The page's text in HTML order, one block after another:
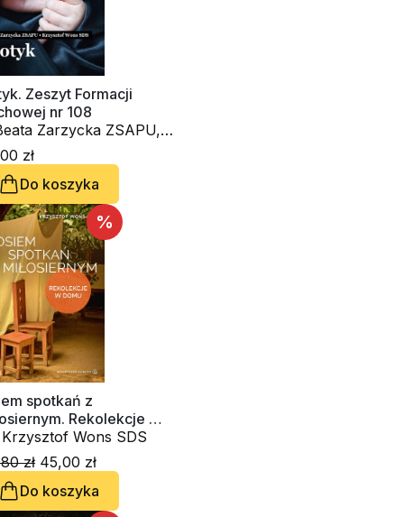
Zeszyt Formacji
nr 108
Zarzycka ZSAPU,
Wons SDS
zł
Do koszyka
%
spotkań z
Rekolekcje w
Wons SDS
zł 45,00 zł
Do koszyka